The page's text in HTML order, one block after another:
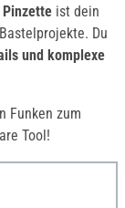
Pinzette ist dein
Du
und komplexe
Funken zum
Tool!